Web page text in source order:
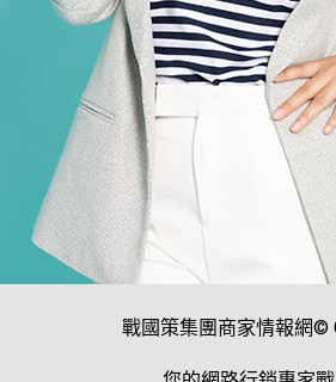
戰國策集團商家情報網©